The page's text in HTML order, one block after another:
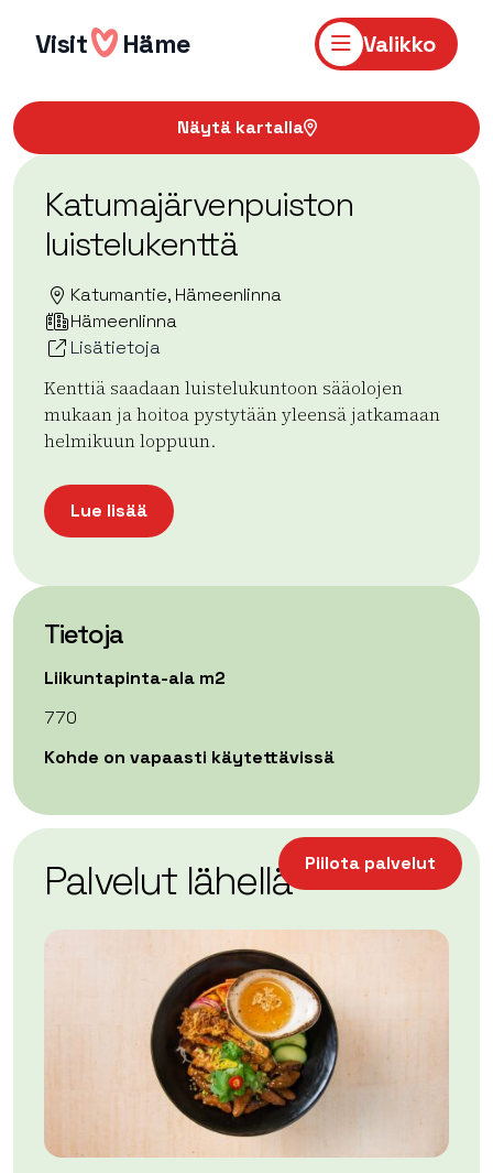
sisältöön
Visit Häme Valikko
Näytä kartalla
Katumajärvenpuiston
luistelukenttä
Katumantie, Hämeenlinna
Hämeenlinna
Lisätietoja
Kenttiä saadaan luistelukuntoon sääolojen
mukaan ja hoitoa pystytään yleensä jatkamaan
helmikuun loppuun.
Lue lisää
Tietoja
Liikuntapinta-ala m2
770
Kohde on vapaasti käytettävissä
−
Leaflet| ©OpenStreetMap
Piilota palvelut
Palvelut lähellä